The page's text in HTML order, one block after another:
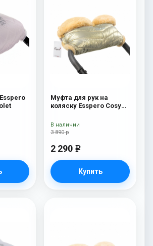
Муфта для рук на
коляску Esspero Cosy
3 890 р
2 290 e
Купить
В наличии